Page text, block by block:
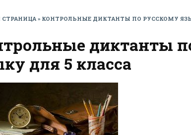
СТРАНИЦА» КОНТРОЛЬНЫЕ ДИКТАНТЫ ПО РУССКОМУ
диктанты
для 5 класса